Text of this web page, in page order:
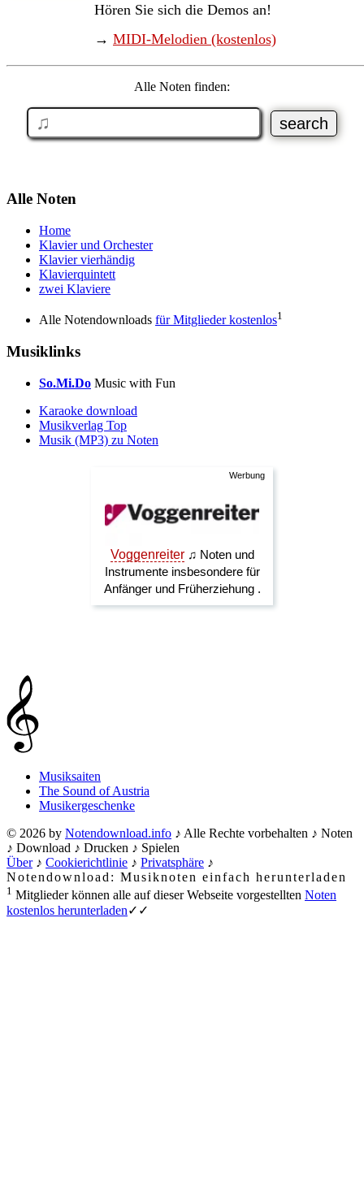
Hören Sie sich die Demos an!
→ MIDI-Melodien (kostenlos)
Alle Noten finden:
Alle Noten
Home
Klavier und Orchester
Klavier vierhändig
Klavierquintett
zwei Klaviere
Alle Notendownloads für Mitglieder kostenlos1
Musiklinks
So.Mi.Do Music with Fun
Karaoke download
Musikverlag Top
Musik (MP3) zu Noten
Musiksaiten
The Sound of Austria
Musikergeschenke
© 2026 by Notendownload.info ♪ Alle Rechte vorbehalten ♪ Noten
♪ Download ♪ Drucken ♪ Spielen
Über♪ Cookierichtlinie ♪ Privatsphäre ♪
Notendownload: Musiknoten einfach herunterladen
1 Mitglieder können alle auf dieser Webseite vorgestellten Noten
kostenlos herunterladen✓✓